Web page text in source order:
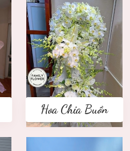
Hoa Chia Buồn